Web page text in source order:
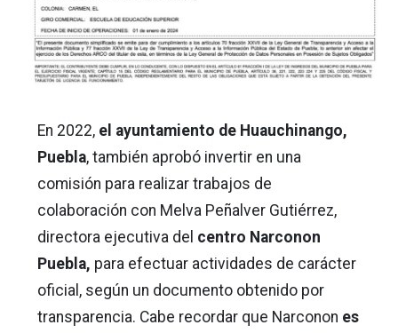
En 2022, el ayuntamiento de Huauchinango,
Puebla, también aprobó invertir en una
comisión para realizar trabajos de
colaboración con Melva Peñalver Gutiérrez,
directora ejecutiva del centro Narconon
Puebla, para efectuar actividades de carácter
oficial, según un documento obtenido por
transparencia. Cabe recordar que Narconon es